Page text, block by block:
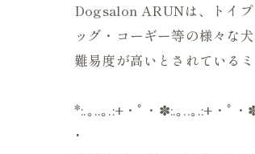
Dogsalon ARUNは、トイプ
ッグ・コーギー等の様々な
難易度が高いとされている
*:.｡..｡.:+・ﾟ・✽:.｡..｡.:+・ﾟ・
･